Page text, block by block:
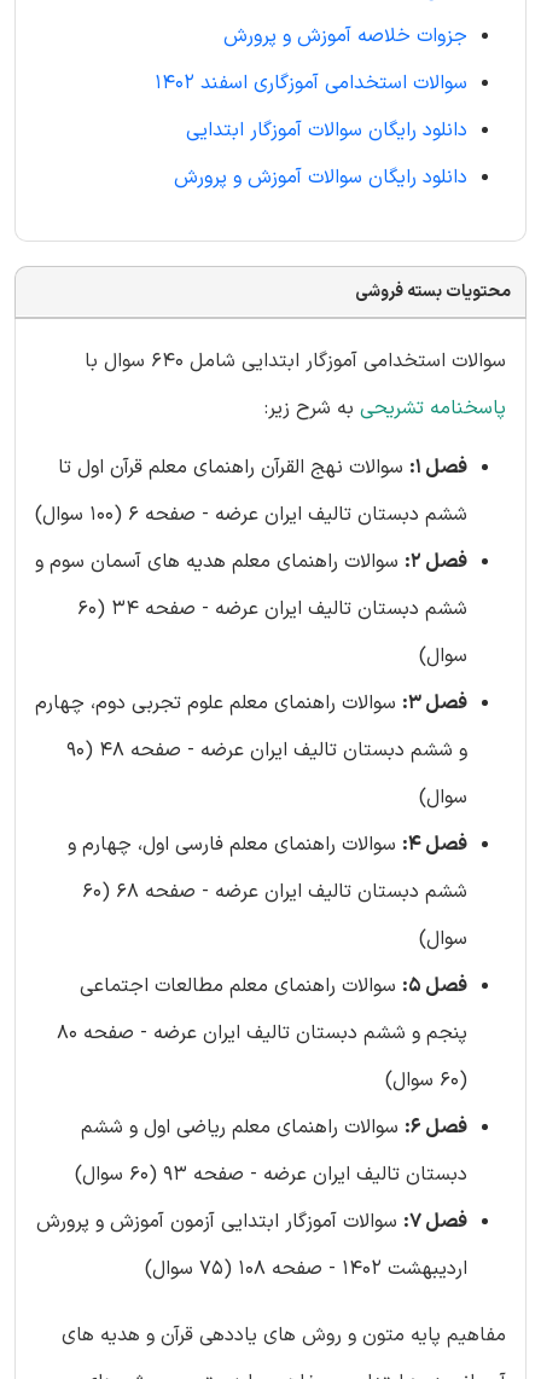
جزوات خلاصه آموزش و پرورش
سوالات استخدامی آموزگاری اسفند 1402
دانلود رایگان سوالات آموزگار ابتدایی
دانلود رایگان سوالات آموزش و پرورش
محتویات بسته فروشی
سوالات استخدامی آموزگار ابتدایی شامل 640 سوال با
پاسخنامه تشریحی به شرح زیر:
فصل 1:
سوالات نهج القرآن راهنمای معلم قرآن اول تا
ششم دبستان تالیف ایران عرضه - صفحه 6 (100 سوال)
فصل 2:
سوالات راهنمای معلم هدیه های آسمان سوم و
ششم دبستان تالیف ایران عرضه - صفحه 34 (60
سوال)
فصل 3:
سوالات راهنمای معلم علوم تجربی دوم، چهارم
و ششم دبستان تالیف ایران عرضه - صفحه 48 (90
سوال)
فصل 4:
سوالات راهنمای معلم فارسی اول، چهارم و
ششم دبستان تالیف ایران عرضه - صفحه 68 (60
سوال)
فصل 5:
سوالات راهنمای معلم مطالعات اجتماعی
پنجم و ششم دبستان تالیف ایران عرضه - صفحه 80
(60 سوال)
فصل 6:
سوالات راهنمای معلم ریاضی اول و ششم
دبستان تالیف ایران عرضه - صفحه 93 (60 سوال)
فصل 7:
سوالات آموزگار ابتدایی آزمون آموزش و پرورش
اردیبهشت 1402 - صفحه 108 (75 سوال)
مفاهیم پایه متون و روش های یاددهی قرآن و هدیه های